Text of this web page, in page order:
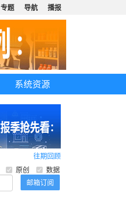
专题 导航 播报
系统资源
往期回顾
原创
数据
邮箱订阅